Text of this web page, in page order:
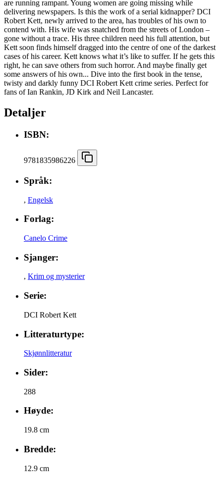
are running rampant. Young women are going missing while
delivering newspapers. Is this the work of a serial kidnapper? DCI
Robert Kett, newly arrived to the area, has troubles of his own to
contend with. His wife was snatched from the streets of London –
gone without a trace. His three children need his full attention, but
Kett soon finds himself dragged into the centre of one of the darkest
cases of his career. Kett knows what it’s like to suffer. If he gets this
right, he can save others from such horror. And maybe finally get
some answers of his own... Dive into the first book in the tense,
twisty and darkly funny DCI Robert Kett crime series. Perfect for
fans of Ian Rankin, JD Kirk and Neil Lancaster.
Detaljer
ISBN:
9781835986226
Språk:
, Engelsk
Forlag:
Canelo Crime
Sjanger:
, Krim og mysterier
Serie:
DCI Robert Kett
Litteraturtype:
Skjønnlitteratur
Sider:
288
Høyde:
19.8 cm
Bredde:
12.9 cm